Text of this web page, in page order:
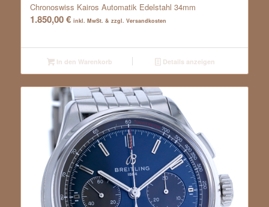
Chronoswiss Kairos Automatik Edelstahl 34mm
1.850,00€ inkl. MwSt. & zzgl. Versandkosten
In den Warenkorb Details anzeigen